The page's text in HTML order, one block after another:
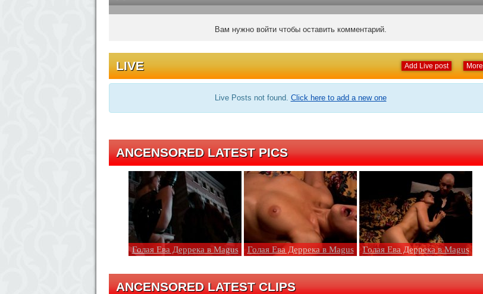
Вам нужно войти чтобы оставить комментарий.
More
Add Live post
LIVE
Live Posts not found. Click here to add a new one
ANCENSORED LATEST PICS
Голая Ева Деррека в Magus Голая Ева Деррека в Magus Голая Ева Деррека в Magus
ANCENSORED LATEST CLIPS